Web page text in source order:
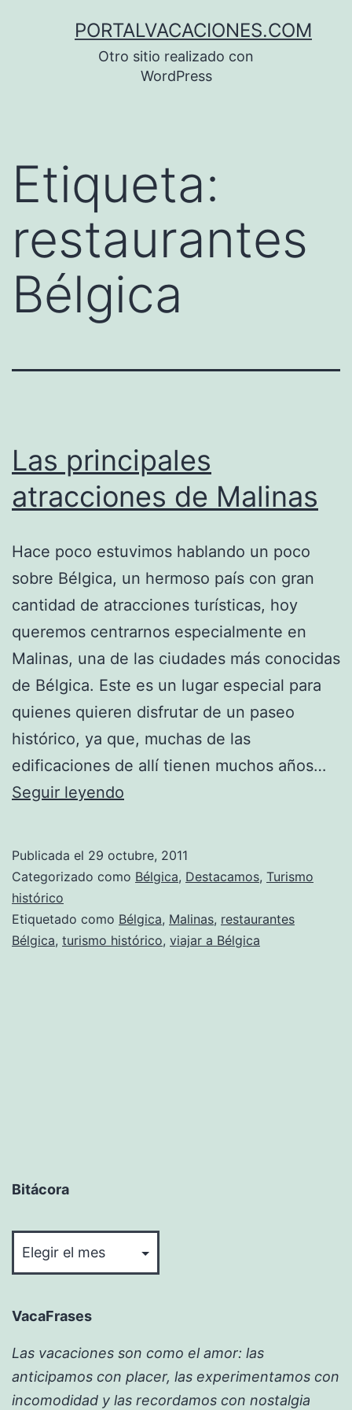
PORTALVACACIONES.COM
Otro sitio realizado con
WordPress
Etiqueta:
restaurantes
Bélgica
Las principales
atracciones de Malinas
Hace poco estuvimos hablando un poco
sobre Bélgica, un hermoso país con gran
cantidad de atracciones turísticas, hoy
queremos centrarnos especialmente en
Malinas, una de las ciudades más conocidas
de Bélgica. Este es un lugar especial para
quienes quieren disfrutar de un paseo
histórico, ya que, muchas de las
edificaciones de allí tienen muchos años…
Seguir leyendo
de
Publicada el 29 octubre, 2011
Categorizado como Bélgica, Destacamos, Turismo
histórico
Etiquetado como Bélgica, Malinas, restaurantes
Bélgica, turismo histórico, viajar a Bélgica
Bitácora
VacaFrases
Las vacaciones son como el amor: las
anticipamos con placer, las experimentamos con
incomodidad y las recordamos con nostalgia